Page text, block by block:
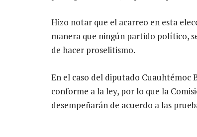
Hizo notar que el acarreo en esta
manera que ningún partido político,
de hacer proselitismo.
En el caso del diputado Cuauhtémoc
conforme a la ley, por lo que la
desempeñarán de acuerdo a las